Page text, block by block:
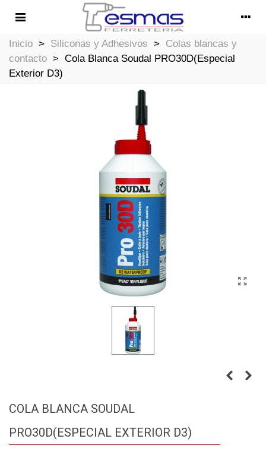
Inicio > Siliconas y Adhesivos > Colas blancas y
contacto > Cola Blanca Soudal PRO30D(Especial
Exterior D3)
COLA BLANCA SOUDAL
PRO30D(ESPECIAL EXTERIOR D3)